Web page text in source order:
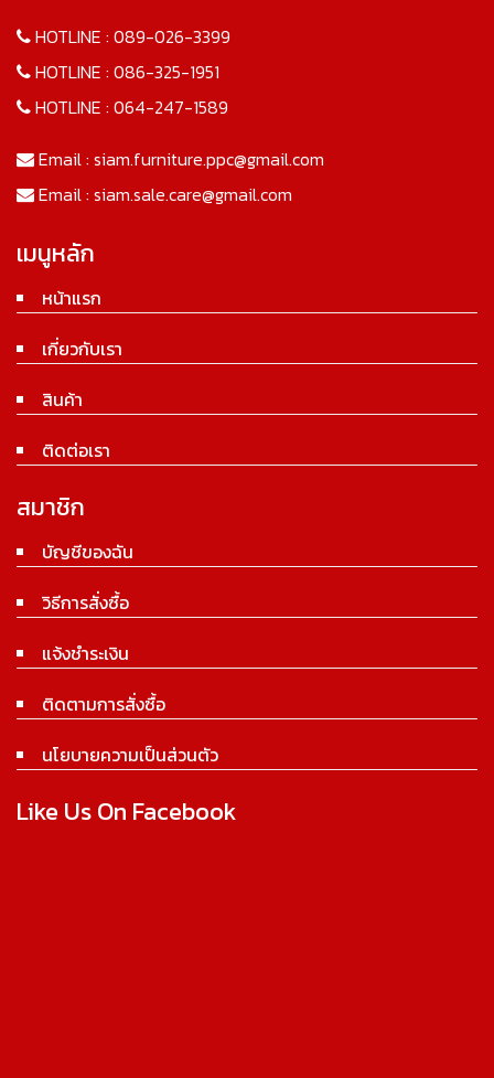
HOTLINE : 089-026-3399
HOTLINE : 086-325-1951
HOTLINE : 064-247-1589
Email : siam.furniture.ppc@gmail.com
Email : siam.sale.care@gmail.com
เมนูหลัก
หน้าแรก
เกี่ยวกับเรา
สินค้า
ติดต่อเรา
สมาชิก
บัญชีของฉัน
วิธีการสั่งซื้อ
แจ้งชำระเงิน
ติดตามการสั่งซื้อ
นโยบายความเป็นส่วนตัว
Like Us On Facebook